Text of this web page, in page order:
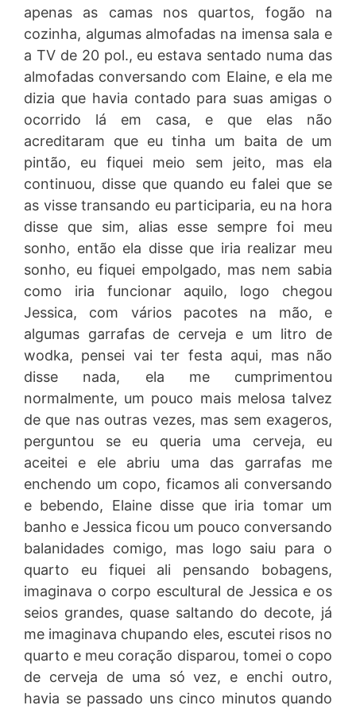
apenas as camas nos quartos, fogão na
cozinha, algumas almofadas na imensa sala e
a TV de 20 pol., eu estava sentado numa das
almofadas conversando com Elaine, e ela me
dizia que havia contado para suas amigas o
ocorrido lá em casa, e que elas não
acreditaram que eu tinha um baita de um
pintão, eu fiquei meio sem jeito, mas ela
continuou, disse que quando eu falei que se
as visse transando eu participaria, eu na hora
disse que sim, alias esse sempre foi meu
sonho, então ela disse que iria realizar meu
sonho, eu fiquei empolgado, mas nem sabia
como iria funcionar aquilo, logo chegou
Jessica, com vários pacotes na mão, e
algumas garrafas de cerveja e um litro de
wodka, pensei vai ter festa aqui, mas não
disse nada, ela me cumprimentou
normalmente, um pouco mais melosa talvez
de que nas outras vezes, mas sem exageros,
perguntou se eu queria uma cerveja, eu
aceitei e ele abriu uma das garrafas me
enchendo um copo, ficamos ali conversando
e bebendo, Elaine disse que iria tomar um
banho e Jessica ficou um pouco conversando
balanidades comigo, mas logo saiu para o
quarto eu fiquei ali pensando bobagens,
imaginava o corpo escultural de Jessica e os
seios grandes, quase saltando do decote, já
me imaginava chupando eles, escutei risos no
quarto e meu coração disparou, tomei o copo
de cerveja de uma só vez, e enchi outro,
havia se passado uns cinco minutos quando